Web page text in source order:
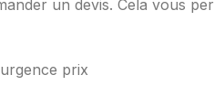
un devis. Cela vous